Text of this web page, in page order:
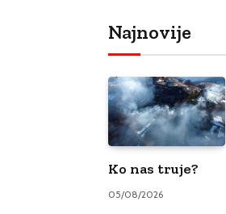
Najnovije
Ko nas truje?
05/08/2026